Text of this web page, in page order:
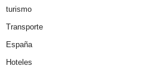
turismo
Transporte
España
Hoteles